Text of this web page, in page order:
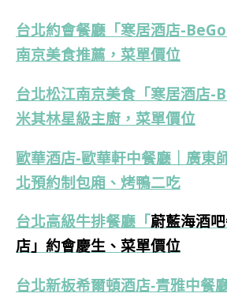
台北約會餐廳「寒居酒店-
南京美食推薦，菜單價位
台北松江南京美食「寒居酒店-
米其林星級主廚，菜單價位
歐華酒店-歐華軒中餐廳｜廣東
北預約制包廂、烤鴨二吃
台北高級牛排餐廳「蔚藍海酒
店」約會慶生、菜單價位
台北新板希爾頓酒店-青雅中餐